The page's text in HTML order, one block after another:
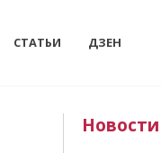
СТАТЬИ ДЗЕН